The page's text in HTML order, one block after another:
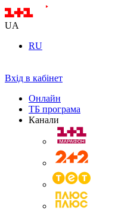
UA
RU
Вхід в кабінет
Онлайн
ТБ програма
Канали